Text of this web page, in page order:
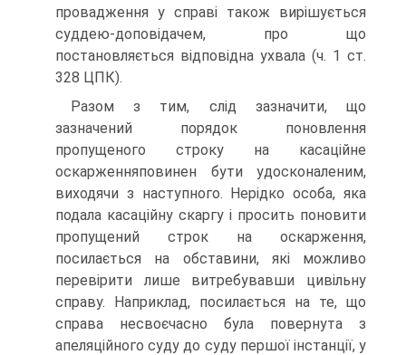
провадження у справі також вирішується
суддею-доповідачем, про що
постановляється відповідна ухвала (ч. 1 ст.
328 ЦПК).
Разом з тим, слід зазначити, що
зазначений порядок поновлення
пропущеного строку на касаційне
оскарженняповинен бути удосконаленим,
виходячи з наступного. Нерідко особа, яка
подала касаційну скаргу і просить поновити
пропущений строк на оскарження,
посилається на обставини, які можливо
перевірити лише витребувавши цивільну
справу. Наприклад, посилається на те, що
справа несвоєчасно була повернута з
апеляційного суду до суду першої інстанції, у